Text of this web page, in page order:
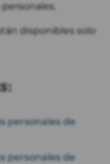
disponibles solo
personales de
personales de